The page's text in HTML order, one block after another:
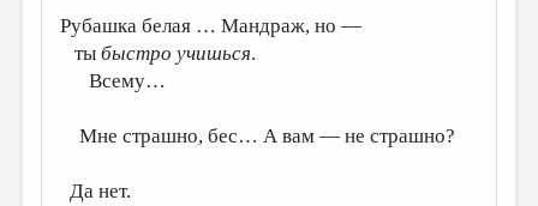
КНИЖНАЯ ПОЛКА
ОБЗОР ЛИТЕРАТУРЫ
ОБЪЯВЛЕНИЯ
Рубашка белая … Мандраж, но —
тыбыстро учишься.
Всему…
Мне страшно, бес… А вам — не страшно?
Да нет.